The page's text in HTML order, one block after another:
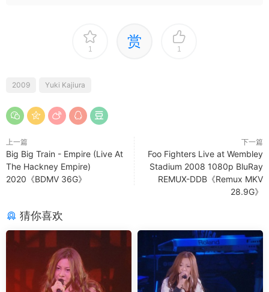
1 赏 1
2009 Yuki Kajiura
上一篇
Big Big Train - Empire (Live At
The Hackney Empire)
2020《BDMV 36G》
下一篇
Foo Fighters Live at Wembley
Stadium 2008 1080p BluRay
REMUX-DDB《Remux MKV
28.9G》
猜你喜欢